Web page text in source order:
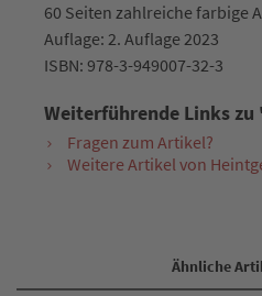
60 Seiten zahlreichefarbige
Auflage: 2. Auflage 2023
ISBN: 978-3-949007-32-3
Weiterführende Links
Fragen zum Artikel?
Weitere Artikel von
Ähnliche